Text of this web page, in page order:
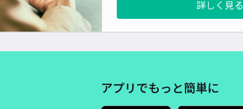
詳しく見る
アプリでもっと簡単に